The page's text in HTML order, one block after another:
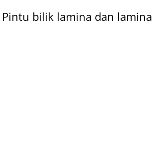
Pintu bilik lamina dan lamina